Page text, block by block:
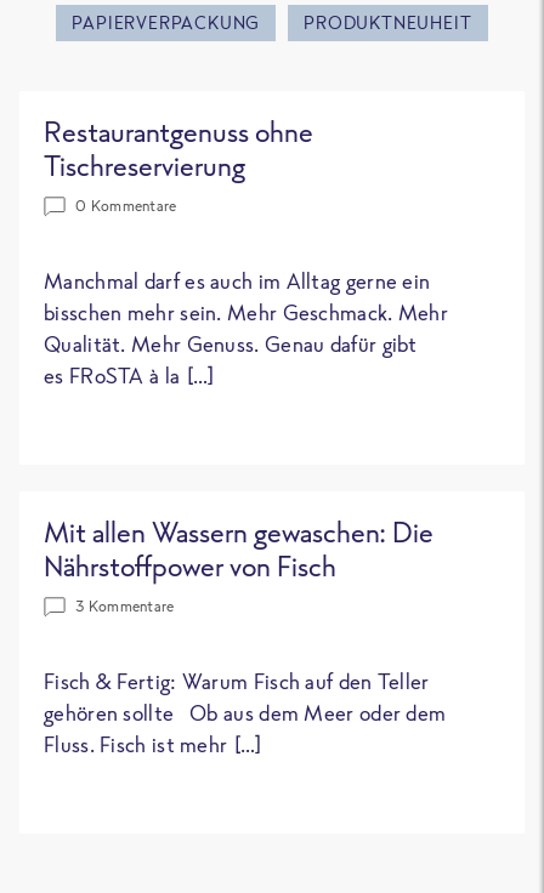
PAPIERVERPACKUNG PRODUKTNEUHEIT
Restaurantgenuss ohne
Tischreservierung
0 Kommentare
Manchmal darf es auch im Alltag gerne ein
bisschen mehr sein. Mehr Geschmack. Mehr
Qualität. Mehr Genuss. Genau dafür gibt
es FRoSTA à la […]
Mit allen Wassern gewaschen: Die
Nährstoffpower von Fisch
3 Kommentare
Fisch & Fertig: Warum Fisch auf den Teller
gehören sollte Ob aus dem Meer oder dem
Fluss. Fisch ist mehr […]